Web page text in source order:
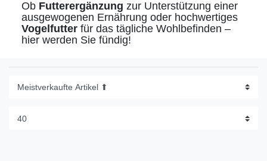
Ob Futterergänzung zur Unterstützung einer
ausgewogenen Ernährung oder hochwertiges
Vogelfutter für das tägliche Wohlbefinden –
hier werden Sie fündig!